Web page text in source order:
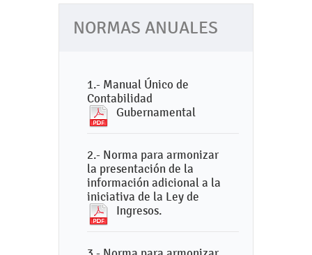
NORMAS ANUALES
1.- Manual Único de
Contabilidad
Gubernamental
2.- Norma para armonizar
la presentación de la
información adicional a la
iniciativa de la Ley de
Ingresos.